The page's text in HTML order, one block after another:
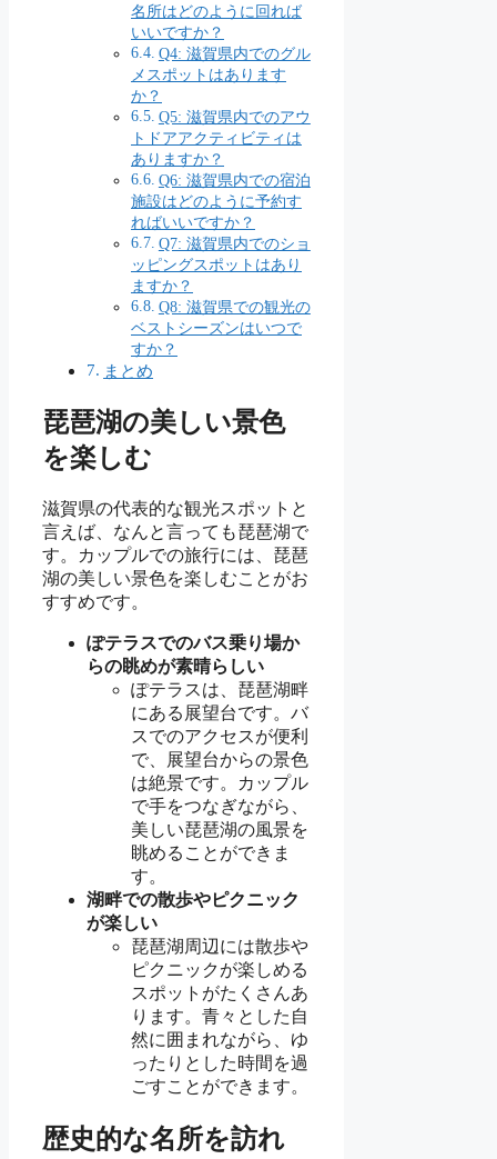
名所はどのように回れば
いいですか？
Q4: 滋賀県内でのグル
メスポットはあります
か？
Q5: 滋賀県内でのアウ
トドアアクティビティは
ありますか？
Q6: 滋賀県内での宿泊
施設はどのように予約す
ればいいですか？
Q7: 滋賀県内でのショ
ッピングスポットはあり
ますか？
Q8: 滋賀県での観光の
ベストシーズンはいつで
すか？
まとめ
琵琶湖の美しい景色
を楽しむ
滋賀県の代表的な観光スポットと
言えば、なんと言っても琵琶湖で
す。カップルでの旅行には、琵琶
湖の美しい景色を楽しむことがお
すすめです。
ぽテラスでのバス乗り場か
らの眺めが素晴らしい
ぽテラスは、琵琶湖畔
にある展望台です。バ
スでのアクセスが便利
で、展望台からの景色
は絶景です。カップル
で手をつなぎながら、
美しい琵琶湖の風景を
眺めることができま
す。
湖畔での散歩やピクニック
が楽しい
琵琶湖周辺には散歩や
ピクニックが楽しめる
スポットがたくさんあ
ります。青々とした自
然に囲まれながら、ゆ
ったりとした時間を過
ごすことができます。
歴史的な名所を訪れ